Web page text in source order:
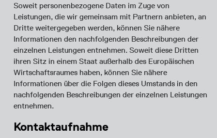
Soweit personenbezogene Daten im Zuge von
Leistungen, die wir gemeinsam mit Partnern anbieten, an
Dritte weitergegeben werden, können Sie nähere
Informationen den nachfolgenden Beschreibungen der
einzelnen Leistungen entnehmen. Soweit diese Dritten
ihren Sitz in einem Staat außerhalb des Europäischen
Wirtschaftsraumes haben, können Sie nähere
Informationen über die Folgen dieses Umstands in den
nachfolgenden Beschreibungen der einzelnen Leistungen
entnehmen.
Kontaktaufnahme